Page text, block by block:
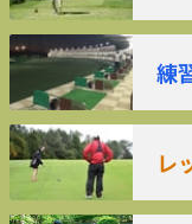
練
レ